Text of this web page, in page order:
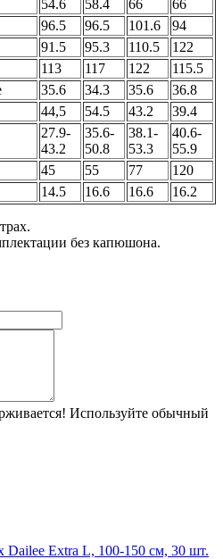
54.6 58.4 66
66
96.5 96.5 101.6
94
91.5 95.3 110.5
122
113 117 122
115.5
35.6 34.3 35.6
36.8
44,5 54.5 43.2
39.4
27.9-
43.2
35.6-
50.8
38.1-
53.3
40.6-
55.9
45 55 77
120
14.5 16.6 16.6 16.2
без капюшона.
Используйте обычный